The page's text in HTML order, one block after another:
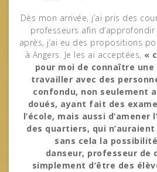
Dès mon arrivée, j’ai pris des
professeurs afin
après, j’ai eu des propositions
à Angers. Je les ai acceptées, «
pour moi de connaître
travailler avec des
confondu, non seulement
doués, ayant fait des
l’école, mais aussi d’amener
des quartiers, qui
sans cela la
danseur, professeur de
simplement d’être des